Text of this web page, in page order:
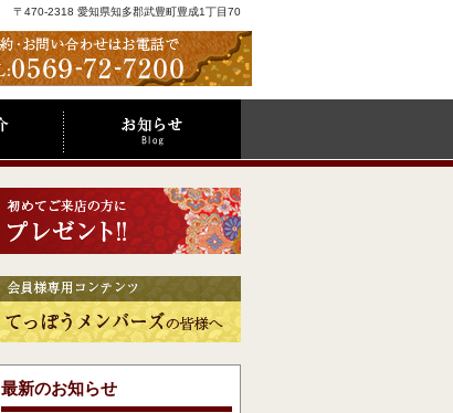
〒470-2318 愛知県知多郡武豊町豊成1丁目70
最新のお知らせ